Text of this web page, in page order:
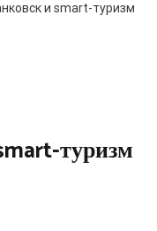
и smart-туризм
туризм